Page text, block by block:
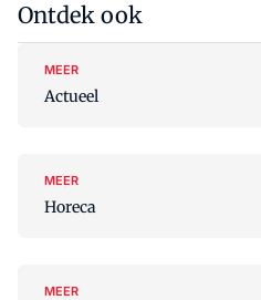
Ontdek ook
MEER
Actueel
MEER
Horeca
MEER